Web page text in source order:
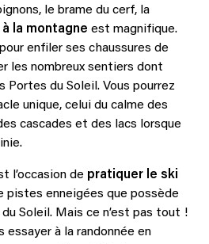
le brame du cerf, la
à la montagne est magnifique.
enfiler ses chaussures de
les nombreux sentiers dont
Portes du Soleil. Vous pourrez
unique, celui du calme des
cascades et des lacs lorsque
l’occasion de pratiquer le ski
pistes enneigées que possède
Soleil. Mais ce n’est pas tout !
essayer à la randonnée en